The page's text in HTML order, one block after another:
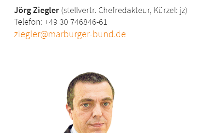
Jörg Ziegler (stellvertr. Chefredakteur, Kürzel: jz)
Telefon: +49 30 746846-61
ziegler@marburger-bund.de